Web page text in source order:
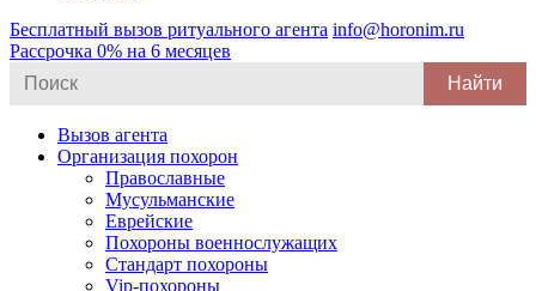
Бесплатный вызов ритуального агента info@horonim.ru
Рассрочка 0% на 6 месяцев
for:
Вызов агента
Организация похорон
Православные
Мусульманские
Еврейские
Похороны военнослужащих
Стандарт похороны
Vip-похороны